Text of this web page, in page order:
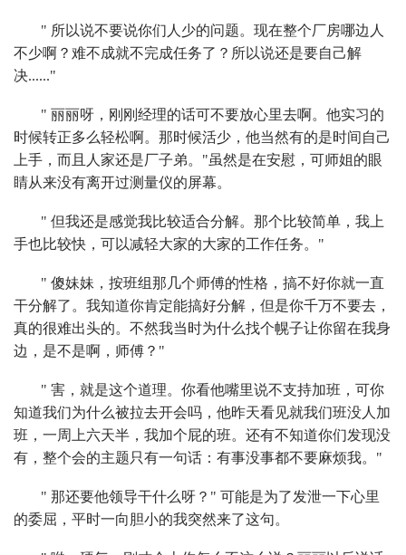
" 所以说不要说你们人少的问题。现在整个厂房哪边人
不少啊？难不成就不完成任务了？所以说还是要自己解
决......"
" 丽丽呀，刚刚经理的话可不要放心里去啊。他实习的
时候转正多么轻松啊。那时候活少，他当然有的是时间自己
上手，而且人家还是厂子弟。"虽然是在安慰，可师姐的眼
睛从来没有离开过测量仪的屏幕。
" 但我还是感觉我比较适合分解。那个比较简单，我上
手也比较快，可以减轻大家的大家的工作任务。"
" 傻妹妹，按班组那几个师傅的性格，搞不好你就一直
干分解了。我知道你肯定能搞好分解，但是你千万不要去，
真的很难出头的。不然我当时为什么找个幌子让你留在我身
边，是不是啊，师傅？"
" 害，就是这个道理。你看他嘴里说不支持加班，可你
知道我们为什么被拉去开会吗，他昨天看见就我们班没人加
班，一周上六天半，我加个屁的班。还有不知道你们发现没
有，整个会的主题只有一句话：有事没事都不要麻烦我。"
" 那还要他领导干什么呀？" 可能是为了发泄一下心里
的委屈，平时一向胆小的我突然来了这句。